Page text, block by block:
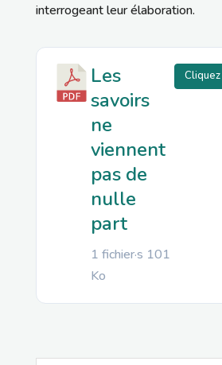
interrogeant leur élaboration.
Les
savoirs
ne
viennent
pas de
nulle
part
1 fichier·s 101
Ko